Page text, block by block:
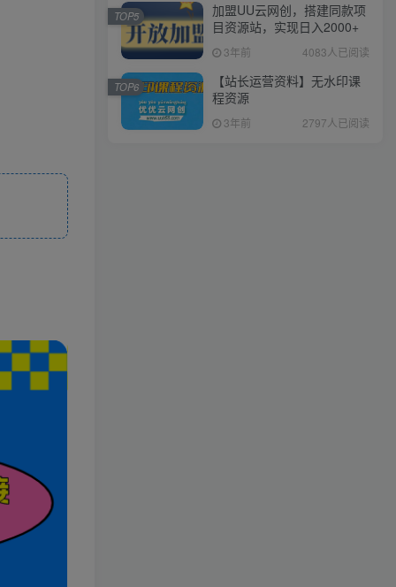
加盟UU云网创，搭建同款项
目资源站，实现日入2000+
3年前 4083人已阅读
TOP5
【站长运营资料】无水印课
程资源
3年前 2797人已阅读
TOP6